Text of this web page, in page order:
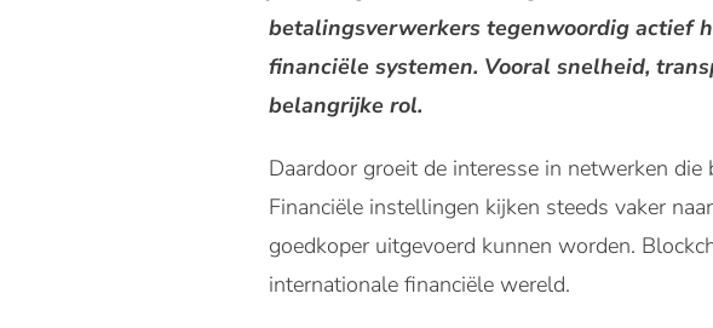
betalingsverwerkers tegenwoordig actief
financiële systemen. Vooral snelheid,
belangrijke rol.
Daardoor groeit de interesse in netwerken
Financiële instellingen kijken steeds vaker
goedkoper uitgevoerd kunnen worden.
internationale financiële wereld.